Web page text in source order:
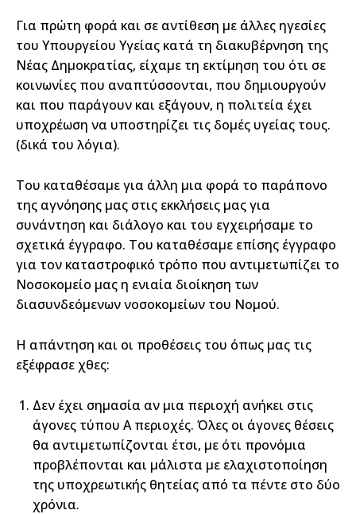
Για πρώτη φορά και σε αντίθεση με άλλες ηγεσίες
του Υπουργείου Υγείας κατά τη διακυβέρνηση της
Νέας Δημοκρατίας, είχαμε τη εκτίμηση του ότι σε
κοινωνίες που αναπτύσσονται, που δημιουργούν
και που παράγουν και εξάγουν, η πολιτεία έχει
υποχρέωση να υποστηρίζει τις δομές υγείας τους.
(δικά του λόγια).
Του καταθέσαμε για άλλη μια φορά το παράπονο
της αγνόησης μας στις εκκλήσεις μας για
συνάντηση και διάλογο και του εγχειρήσαμε το
σχετικά έγγραφο. Του καταθέσαμε επίσης έγγραφο
για τον καταστροφικό τρόπο που αντιμετωπίζει το
Νοσοκομείο μας η ενιαία διοίκηση των
διασυνδεόμενων νοσοκομείων του Νομού.
Η απάντηση και οι προθέσεις του όπως μας τις
εξέφρασε χθες:
Δεν έχει σημασία αν μια περιοχή ανήκει στις
άγονες τύπου Α περιοχές. Όλες οι άγονες θέσεις
θα αντιμετωπίζονται έτσι, με ότι προνόμια
προβλέπονται και μάλιστα με ελαχιστοποίηση
της υποχρεωτικής θητείας από τα πέντε στο δύο
χρόνια.